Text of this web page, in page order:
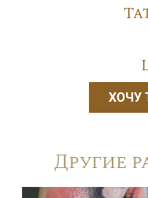
ХОЧУ
Другие